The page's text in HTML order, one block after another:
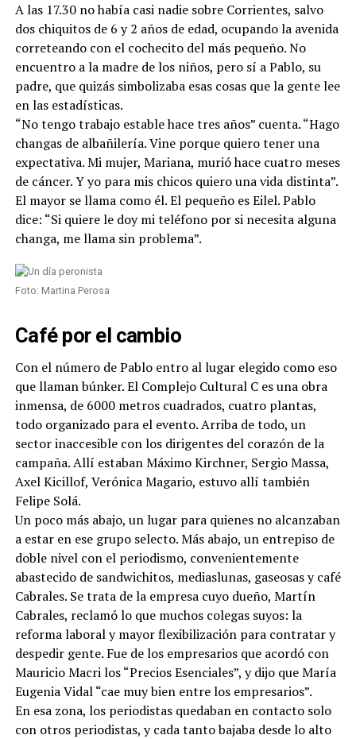
A las 17.30 no había casi nadie sobre Corrientes, salvo
dos chiquitos de 6 y 2 años de edad, ocupando la avenida
correteando con el cochecito del más pequeño. No
encuentro a la madre de los niños, pero sí a Pablo, su
padre, que quizás simbolizaba esas cosas que la gente lee
en las estadísticas.
“No tengo trabajo estable hace tres años” cuenta. “Hago
changas de albañilería. Vine porque quiero tener una
expectativa. Mi mujer, Mariana, murió hace cuatro meses
de cáncer. Y yo para mis chicos quiero una vida distinta”.
El mayor se llama como él. El pequeño es Eilel. Pablo
dice: “Si quiere le doy mi teléfono por si necesita alguna
changa, me llama sin problema”.
Foto: Martina Perosa
Café por el cambio
Con el número de Pablo entro al lugar elegido como eso
que llaman búnker. El Complejo Cultural C es una obra
inmensa, de 6000 metros cuadrados, cuatro plantas,
todo organizado para el evento. Arriba de todo, un
sector inaccesible con los dirigentes del corazón de la
campaña. Allí estaban Máximo Kirchner, Sergio Massa,
Axel Kicillof, Verónica Magario, estuvo allí también
Felipe Solá.
Un poco más abajo, un lugar para quienes no alcanzaban
a estar en ese grupo selecto. Más abajo, un entrepiso de
doble nivel con el periodismo, convenientemente
abastecido de sandwichitos, mediaslunas, gaseosas y café
Cabrales. Se trata de la empresa cuyo dueño, Martín
Cabrales, reclamó lo que muchos colegas suyos: la
reforma laboral y mayor flexibilización para contratar y
despedir gente. Fue de los empresarios que acordó con
Mauricio Macri los “Precios Esenciales”, y dijo que María
Eugenia Vidal “cae muy bien entre los empresarios”.
En esa zona, los periodistas quedaban en contacto solo
con otros periodistas, y cada tanto bajaba desde lo alto